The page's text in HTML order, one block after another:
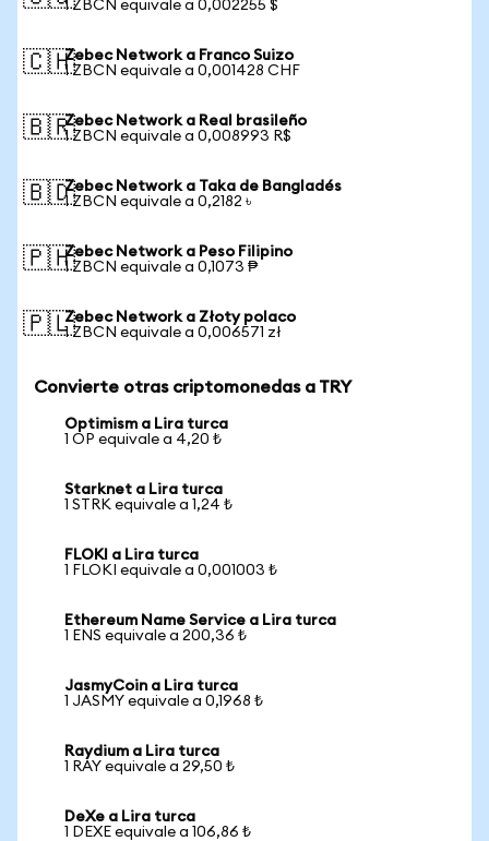
1 ZBCN equivale a 0,002255 $
🇨🇭Zebec Network a Franco Suizo
1 ZBCN equivale a 0,001428 CHF
🇧🇷Zebec Network a Real brasileño
1 ZBCN equivale a 0,008993 R$
🇧🇩Zebec Network a Taka de Bangladés
1 ZBCN equivale a 0,2182 ৳
🇵🇭Zebec Network a Peso Filipino
1 ZBCN equivale a 0,1073 ₱
🇵🇱Zebec Network a Złoty polaco
1 ZBCN equivale a 0,006571 zł
Convierte otras criptomonedas a TRY
Optimism a Lira turca
1 OP equivale a 4,20 ₺
Starknet a Lira turca
1 STRK equivale a 1,24 ₺
FLOKI a Lira turca
1 FLOKI equivale a 0,001003 ₺
Ethereum Name Service a Lira turca
1 ENS equivale a 200,36 ₺
JasmyCoin a Lira turca
1 JASMY equivale a 0,1968 ₺
Raydium a Lira turca
1 RAY equivale a 29,50 ₺
DeXe a Lira turca
1 DEXE equivale a 106,86 ₺